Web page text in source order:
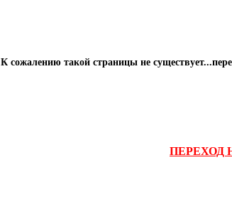
К сожалению такой страницы не
ПЕРЕХОД